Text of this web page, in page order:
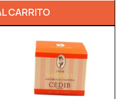
CARRITO